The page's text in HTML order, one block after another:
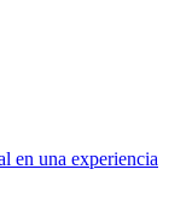
en una experiencia